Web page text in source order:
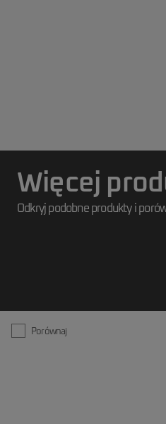
- Podczas pracy zachowaj
Więcej
Odkryj podobne produkty i
Porównaj